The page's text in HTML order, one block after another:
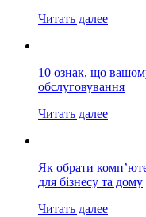
Читать далее
10 ознак, що
обслуговування
Читать далее
Як обрати
для бізнесу та дому
Читать далее